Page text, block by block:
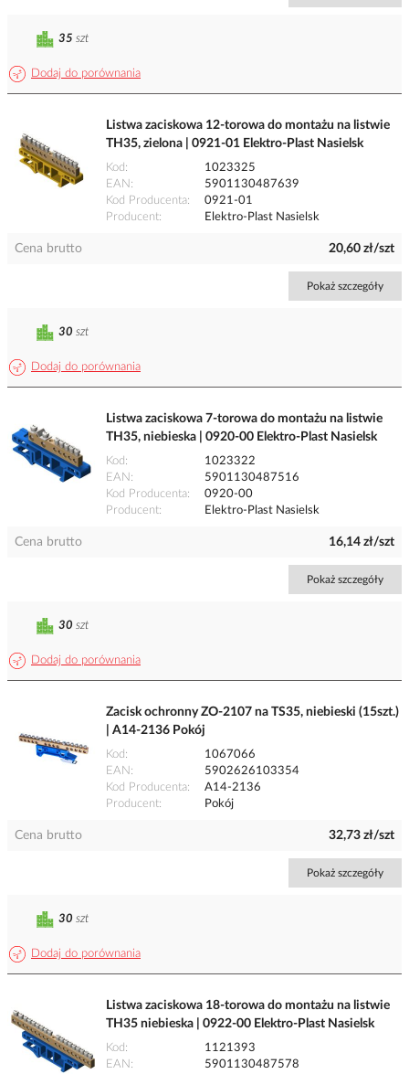
Dodaj do porównania
35 szt
Listwa zaciskowa 12-torowa do montażu na listwie
TH35, zielona | 0921-01 Elektro-Plast Nasielsk
Kod
1023325
EAN
5901130487639
Kod Producenta
0921-01
Producent
Elektro-Plast Nasielsk
Cena brutto 20,60 zł/szt
Pokaż szczegóły
Dodaj do porównania
30 szt
Listwa zaciskowa 7-torowa do montażu na listwie
TH35, niebieska | 0920-00 Elektro-Plast Nasielsk
Kod
1023322
EAN
5901130487516
Kod Producenta
0920-00
Producent
Elektro-Plast Nasielsk
Cena brutto 16,14 zł/szt
Pokaż szczegóły
Dodaj do porównania
30 szt
Zacisk ochronny ZO-2107 na TS35, niebieski (15szt.)
| A14-2136 Pokój
Kod
1067066
EAN
5902626103354
Kod Producenta
A14-2136
Producent
Pokój
Cena brutto 32,73 zł/szt
Pokaż szczegóły
Dodaj do porównania
30 szt
Listwa zaciskowa 18-torowa do montażu na listwie
TH35 niebieska | 0922-00 Elektro-Plast Nasielsk
Kod
1121393
EAN
5901130487578